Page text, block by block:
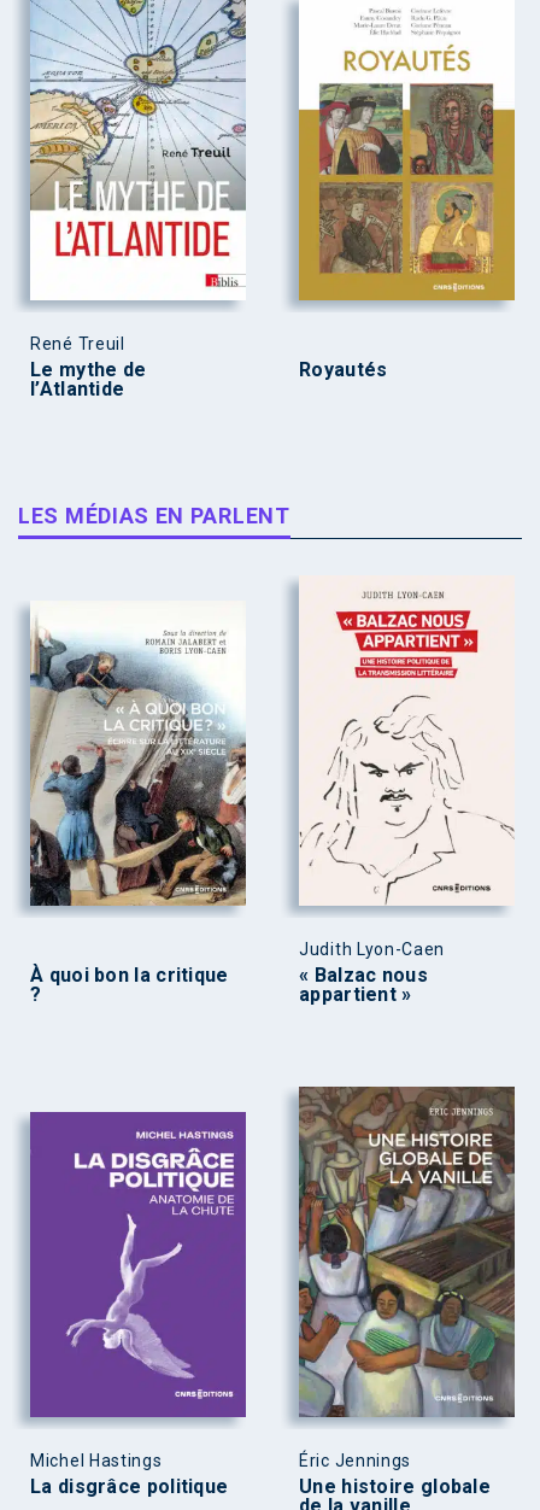
René Treuil
Le mythe de
l’Atlantide
Royautés
LES MÉDIAS EN PARLENT
À quoi bon la critique
?
Judith Lyon-Caen
« Balzac nous
appartient »
Michel Hastings
La disgrâce politique
Éric Jennings
Une histoire globale